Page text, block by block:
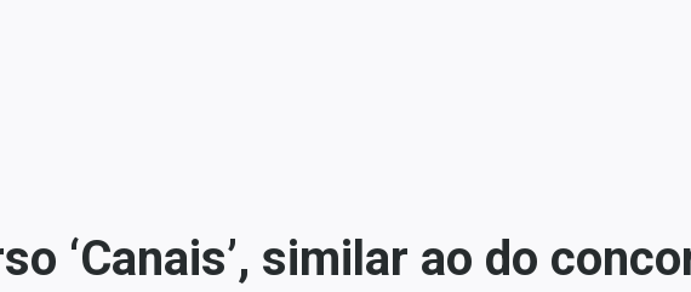
‘Canais’, similar ao do